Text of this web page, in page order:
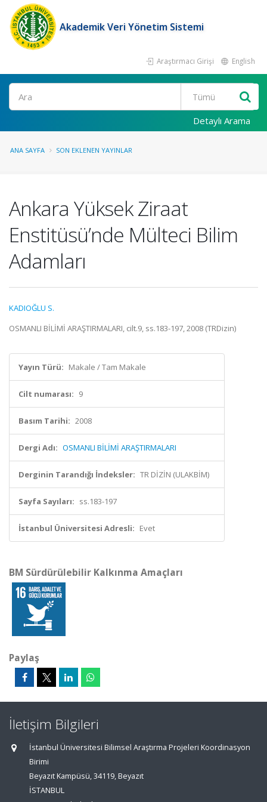
Akademik Veri Yönetim Sistemi
Araştırmacı Girişi English
Ara
Detaylı Arama
ANA SAYFA SON EKLENEN YAYINLAR
Ankara Yüksek Ziraat
Enstitüsü’nde Mülteci Bilim
Adamları
KADIOĞLU S.
OSMANLI BİLİMİ ARAŞTIRMALARI, cilt.9, ss.183-197, 2008 (TRDizin)
Yayın Türü: Makale / Tam Makale
Cilt numarası: 9
Basım Tarihi: 2008
Dergi Adı: OSMANLI BİLİMİ ARAŞTIRMALARI
Derginin Tarandığı İndeksler: TR DİZİN (ULAKBİM)
Sayfa Sayıları: ss.183-197
İstanbul Üniversitesi Adresli: Evet
BM Sürdürülebilir Kalkınma Amaçları
Paylaş
İletişim Bilgileri
İstanbul Üniversitesi Bilimsel Araştırma Projeleri Koordinasyon
Birimi
Beyazıt Kampüsü, 34119, Beyazıt
İSTANBUL